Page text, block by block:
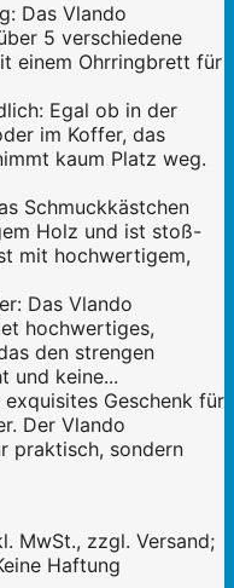
Das Vlando
5 verschiedene
einem Ohrringbrett für
Egal ob in der
im Koffer, das
kaum Platz weg.
Schmuckkästchen
Holz und ist stoß-
mit hochwertigem,
Das Vlando
hochwertiges,
den strengen
und keine...
Geschenk für
Der Vlando
praktisch, sondern
MwSt., zzgl. Versand;
Haftung